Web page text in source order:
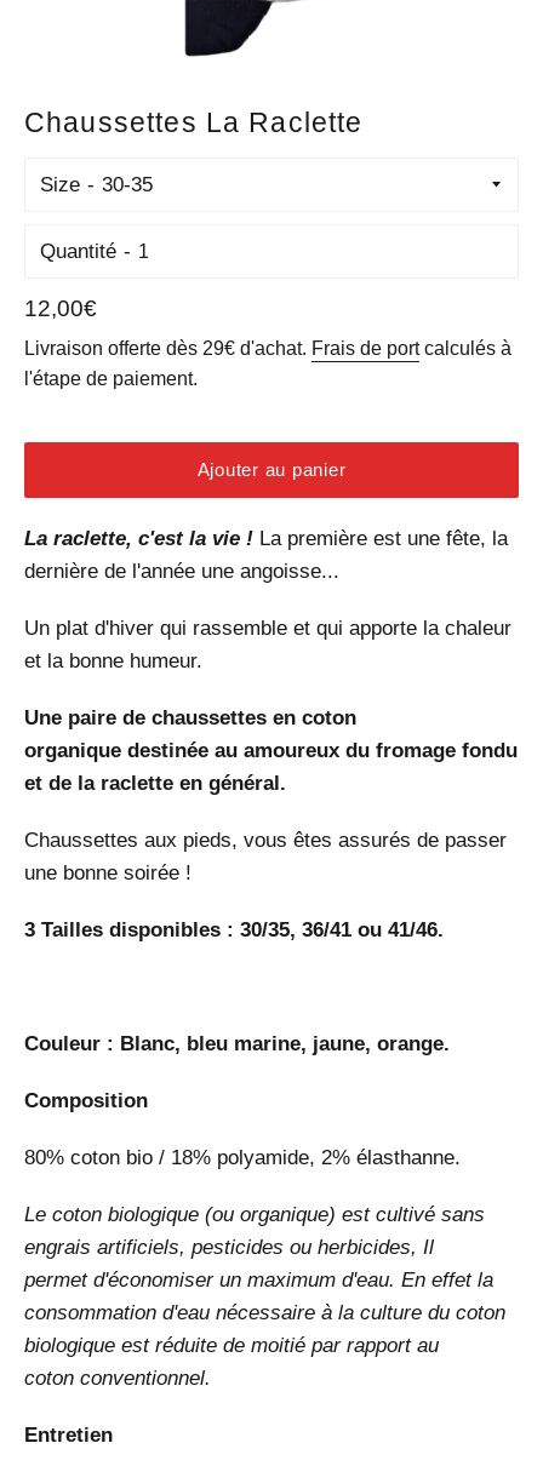
Chaussettes La Raclette
Size
Quantité
Prix
régulier
12,00€
Livraison offerte dès 29€ d'achat. Frais de portcalculés à
l'étape de paiement.
Ajouter au panier
La raclette, c'est la vie ! La première est une fête, la
dernière de l'année une angoisse...
Un plat d'hiver qui rassemble et qui apporte la chaleur
et la bonne humeur.
Une paire de chaussettes en coton
organique destinée au amoureux du fromage fondu
et de la raclette en général.
Chaussettes aux pieds, vous êtes assurés de passer
une bonne soirée !
3 Tailles disponibles : 30/35, 36/41 ou 41/46.
Couleur : Blanc, bleu marine, jaune, orange.
Composition
80% coton bio / 18% polyamide, 2% élasthanne.
Le coton biologique (ou organique) est cultivé sans
engrais artificiels, pesticides ou herbicides, Il
permet d'économiser un maximum d'eau. En effet la
consommation d'eau nécessaire à la culture du coton
biologique est réduite de moitié par rapport au
coton conventionnel.
Entretien